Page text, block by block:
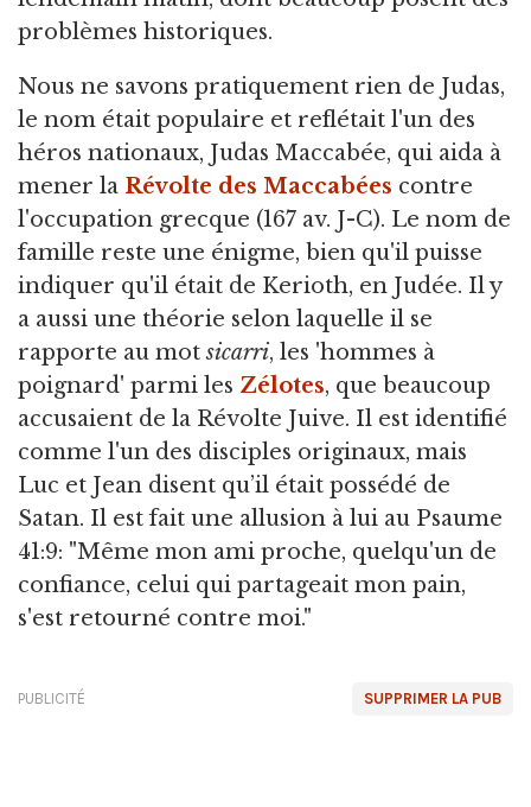
problèmes historiques.
Nous ne savons pratiquement rien de Judas,
le nom était populaire et reflétait l'un des
héros nationaux, Judas Maccabée, qui aida à
mener la Révolte des Maccabées contre
l'occupation grecque (167 av. J-C). Le nom de
famille reste une énigme, bien qu'il puisse
indiquer qu'il était de Kerioth, en Judée. Il y
a aussi une théorie selon laquelle il se
rapporte au motsicarri, les 'hommes à
poignard' parmi les Zélotes, que beaucoup
accusaient de la Révolte Juive. Il est identifié
comme l'un des disciples originaux, mais
Luc et Jean disent qu’il était possédé de
Satan. Il est fait une allusion à lui au Psaume
41:9: "Même mon ami proche, quelqu'un de
confiance, celui qui partageait mon pain,
s'est retourné contre moi."
SUPPRIMER LA PUB
PUBLICITÉ